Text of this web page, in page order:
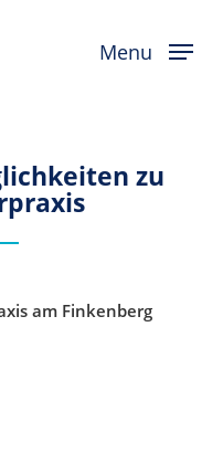
Menu
zu
am Finkenberg